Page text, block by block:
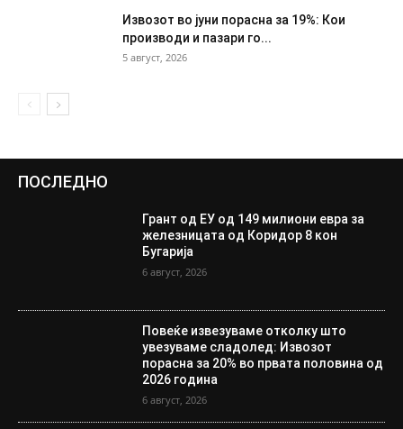
Извозот во јуни порасна за 19%: Кои
производи и пазари го...
5 август, 2026
ПОСЛЕДНО
Грант од ЕУ од 149 милиони евра за
железницата од Коридор 8 кон
Бугарија
6 август, 2026
Повеќе извезуваме отколку што
увезуваме сладолед: Извозот
порасна за 20% во првата половина од
2026 година
6 август, 2026